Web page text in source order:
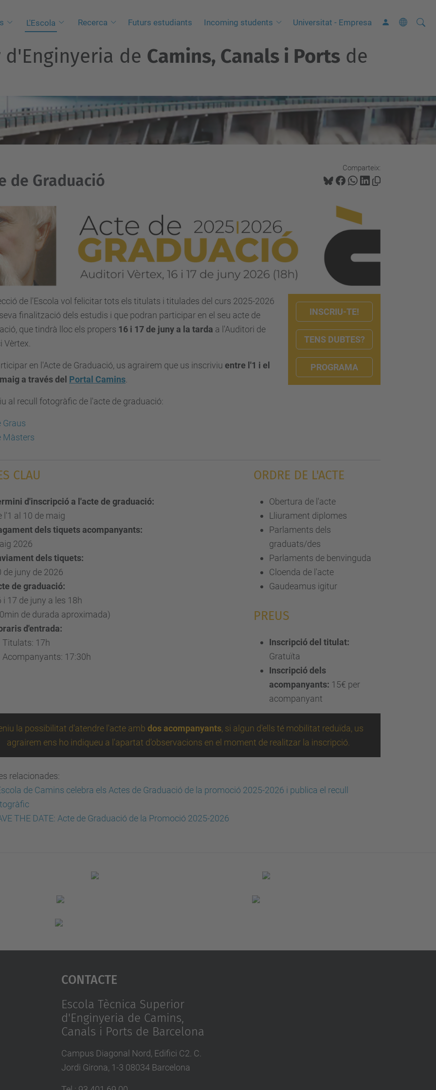
L'Escola Recerca Futurs estudiants Incoming students Universitat - Empresa Cerca
C
v
a
d'Enginyeria de Camins, Canals i Portsde
Comparteix:
de Graduació
de l'Escola vol felicitar tots els titulats i titulades del curs 2025-2026
finalització dels estudis i que podran participar en el seu acte de
que tindrà lloc els propers 16 i 17 de juny a la tarda a l'Auditori de
Vèrtex.
en l'Acte de Graduació, us agrairem que us inscriviu entre l'1 i el
a través del Portal Camins
al recull fotogràfic de l'acte de graduació:
Graus
Màsters
INSCRIU-TE!
TENS DUBTES?
PROGRAMA
CLAU
d'inscripció a l'acte de graduació:
l'1 al 10 de maig
dels tiquets acompanyants:
2026
dels tiquets:
de juny de 2026
de graduació:
i 17 de juny a les 18h
de durada aproximada)
d'entrada:
Titulats: 17h
Acompanyants: 17:30h
ORDRE DE L'ACTE
Obertura de l'acte
Lliurament diplomes
Parlaments dels
graduats/des
Parlaments de benvinguda
Cloenda de l'acte
Gaudeamus igitur
PREUS
Inscripció del titulat:
Gratuïta
Inscripció dels
acompanyants: 15€ per
acompanyant
la possibilitat d'atendre l'acte amb dos acompanyants, si algun d'ells té mobilitat reduïda, us
agrairem ens ho indiqueu a l'apartat d'observacions en el moment de realitzar la inscripció.
relacionades:
de Camins celebra els Actes de Graduació de la promoció 2025-2026 i publica el recull
THE DATE: Acte de Graduació de la Promoció 2025-2026
Contacte
Escola Tècnica Superior
d'Enginyeria de Camins,
Canals i Ports de Barcelona
Campus Diagonal Nord, Edifici C2. C.
Jordi Girona, 1-3 08034 Barcelona